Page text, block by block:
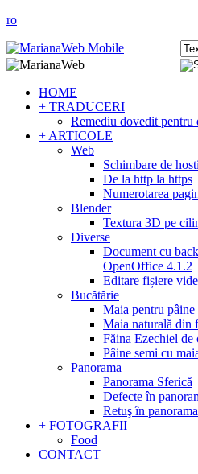
ro
HOME
+ TRADUCERI
Remediu dovedit pentru
+ ARTICOLE
Web
Schimbare de
De la http la https
Numerotarea
Blender
Textura 3D pe
Diverse
Document cu
OpenOffice 4.1.2
Editare fișiere
Bucătărie
Maia pentru pâine
Maia naturală din
Făina Ezechiel de
Pâine semi cu
Panorama
Panorama Sferică
Defecte în
Retuş în
+ FOTOGRAFII
Food
CONTACT